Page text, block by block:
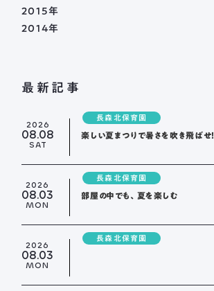
2015年
2014年
最新記事
2026
08.08
SAT
長森北保育園
楽しい夏まつりで暑さを吹き飛ばせ！
2026
08.03
MON
長森北保育園
部屋の中でも、夏を楽しむ
2026
08.03
MON
長森北保育園